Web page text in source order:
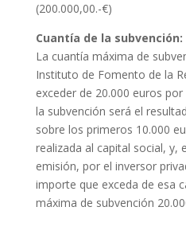
(200.000,00.-€)
Cuantía de la subvención:
La cuantía máxima de
Instituto de Fomento de la
exceder de 20.000 euros
la subvención será el
sobre los primeros 10.000
realizada al capital social, y,
emisión, por el inversor
importe que exceda de esa
máxima de subvención